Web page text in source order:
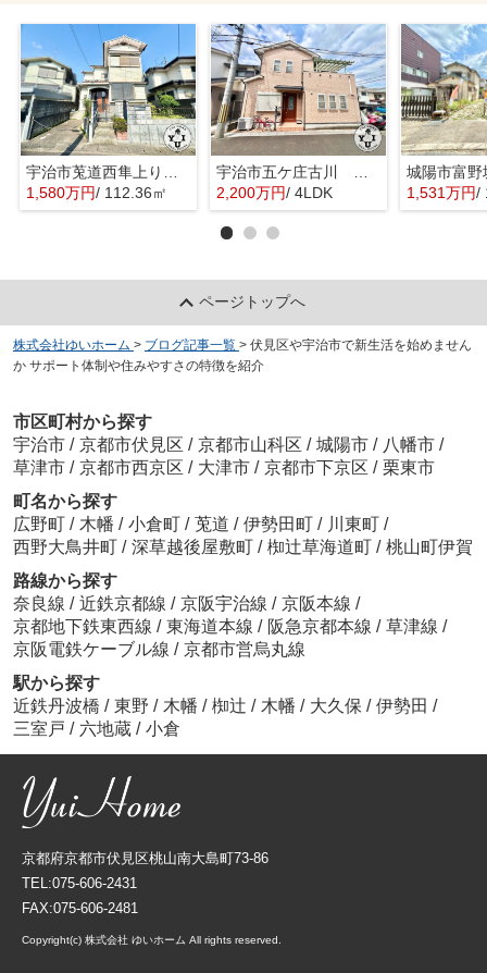
1,580万円/ 112.36㎡
2,200万円/ 4LDK
城陽市富
1,531万円/
ページトップへ
株式会社ゆいホーム > ブログ記事一覧 > 伏見区や宇治市で新生活を始めません
か サポート体制や住みやすさの特徴を紹介
市区町村から探す
宇治市 / 京都市伏見区 / 京都市山科区 / 城陽市 / 八幡市 /
草津市 / 京都市西京区 / 大津市 / 京都市下京区 / 栗東市
町名から探す
広野町 / 木幡 / 小倉町 / 莵道 / 伊勢田町 / 川東町 /
西野大鳥井町 / 深草越後屋敷町 / 椥辻草海道町 / 桃山町伊賀
路線から探す
奈良線 / 近鉄京都線 / 京阪宇治線 / 京阪本線 /
京都地下鉄東西線 / 東海道本線 / 阪急京都本線 / 草津線 /
京阪電鉄ケーブル線 / 京都市営烏丸線
駅から探す
近鉄丹波橋 / 東野 / 木幡 / 椥辻 / 木幡 / 大久保 / 伊勢田 /
三室戸 / 六地蔵 / 小倉
京都府京都市伏見区桃山南大島町73-86
TEL:075-606-2431
FAX:075-606-2481
Copyright(c) 株式会社 ゆいホーム All rights reserved.